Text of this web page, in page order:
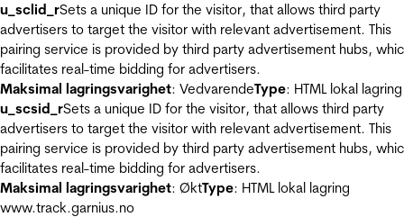
u_sclid_rSets a unique ID for the visitor, that allows third party
advertisers to target the visitor with relevant advertisement. This
pairing service is provided by third party advertisement hubs,
facilitates real-time bidding for advertisers.
Maksimal lagringsvarighet: VedvarendeType: HTML lokal lagring
u_scsid_rSets a unique ID for the visitor, that allows third party
advertisers to target the visitor with relevant advertisement. This
pairing service is provided by third party advertisement hubs,
facilitates real-time bidding for advertisers.
Maksimal lagringsvarighet: ØktType: HTML lokal lagring
www.track.garnius.no